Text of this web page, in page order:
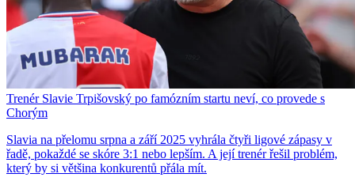
Trenér Slavie Trpišovský po famózním startu neví, co provede s
Chorým
Slavia na přelomu srpna a září 2025 vyhrála čtyři ligové zápasy v
řadě, pokaždé se skóre 3:1 nebo lepším. A její trenér řešil problém,
který by si většina konkurentů přála mít.